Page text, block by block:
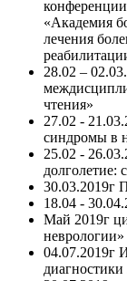
«Академия
лечения
28.02 –
чтения»
27.02 -
синдромы в
25.02 -
долголетие:
30.03.2019г
18.04 -
Май 2019г
неврологии»
04.07.2019г
диагностики